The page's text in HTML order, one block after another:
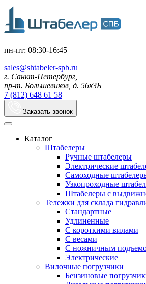
пн-пт: 08:30-16:45
sales@shtabeler-spb.ru
г. Санкт-Петербург,
пр-т. Большевиков, д. 56к3Б
7 (812) 648 61 58
Заказать звонок
Каталог
Штабелеры
Ручные штабелеры
Электрические
Самоходные
Узкопроходные
Штабелеры с
Тележки для склада
Стандартные
Удлиненные
С короткими вилами
С весами
С ножничным
Электрические
Вилочные погрузчики
Бензиновые